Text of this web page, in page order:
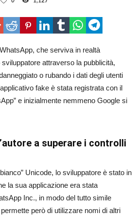
che serviva in realtà
attraverso la pubblicità,
o rubando i dati degli utenti
fake è stata registrata con il
e inizialmente nemmeno Google si
a superare i controlli
Unicode, lo sviluppatore è stato in
la sua applicazione era stata
Inc., in modo del tutto simile
però di utilizzare nomi di altri